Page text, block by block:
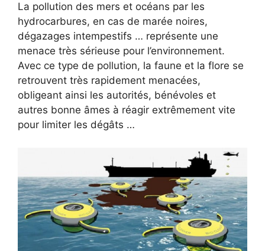
La pollution des mers et océans par les
hydrocarbures, en cas de marée noires,
dégazages intempestifs … représente une
menace très sérieuse pour l’environnement.
Avec ce type de pollution, la faune et la flore se
retrouvent très rapidement menacées,
obligeant ainsi les autorités, bénévoles et
autres bonne âmes à réagir extrêmement vite
pour limiter les dégâts …